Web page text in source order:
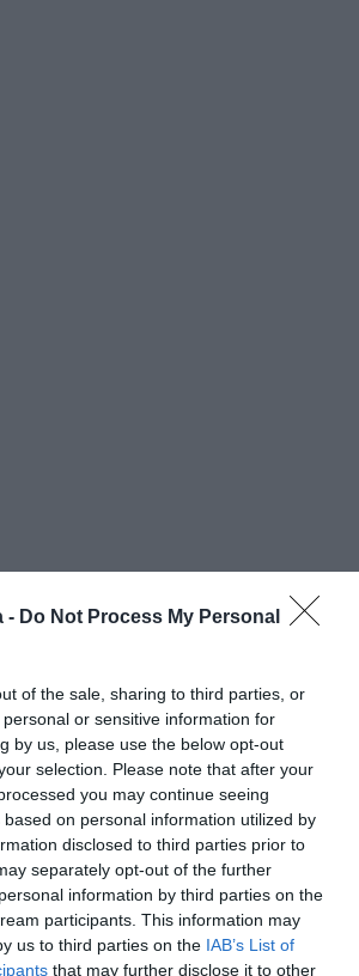
- Do Not Process My Personal
of the sale, sharing to third parties, or
or sensitive information for
by us, please use the below opt-out
selection. Please note that after your
you may continue seeing
on personal information utilized by
disclosed to third parties prior to
separately opt-out of the further
information by third parties on the
participants. This information may
us to third parties on the IAB’s List of
that may further disclose it to other
stranieri: questo è indubbio
Credo che la mia legge dopo
una sua validità, ma
è necessario: non ha senso ad
scade il contratto di lavoro
sia costretta a tornare al suo
in un secondo tempo in
tutte le leggi vanno verificate
riviste".